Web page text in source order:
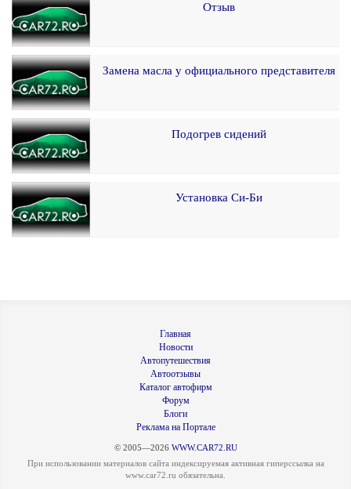
Отзыв
Замена масла у официального представителя
Подогрев сидений
Установка Си-Би
Главная
Новости
Автопутешествия
Автоотзывы
Каталог автофирм
Форум
Блоги
Реклама на Портале
© 2005—2026 WWW.CAR72.RU
При использовании материалов сайта индексируемая активная гиперссылка на
www.car72.ru обязательна.